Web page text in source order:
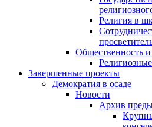
Религия в
Общественность
Завершенные проекты
Демократия в осаде
Новости
Архив